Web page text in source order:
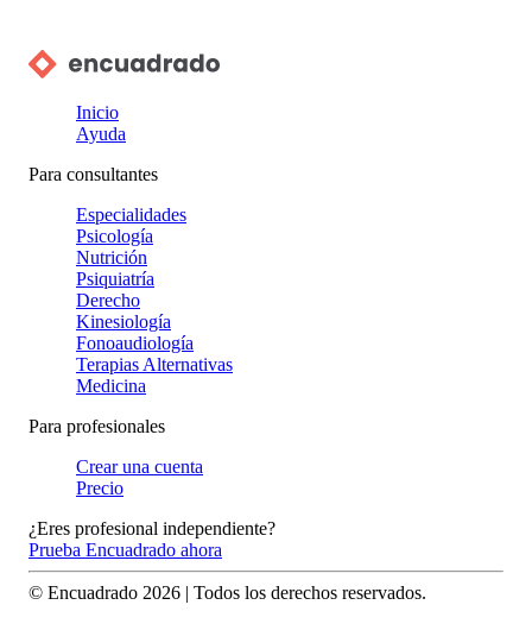
Inicio
Ayuda
Para consultantes
Especialidades
Psicología
Nutrición
Psiquiatría
Derecho
Kinesiología
Fonoaudiología
Terapias Alternativas
Medicina
Para profesionales
Crear una cuenta
Precio
¿Eres profesional independiente?
Prueba Encuadrado ahora
© Encuadrado 2026 | Todos los derechos reservados.